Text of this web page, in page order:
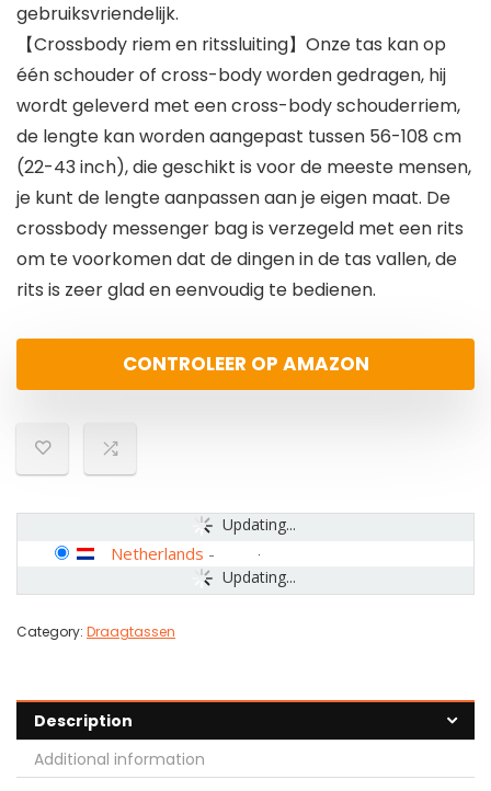
gebruiksvriendelijk.
【Crossbody riem en ritssluiting】Onze tas kan op
één schouder of cross-body worden gedragen, hij
wordt geleverd met een cross-body schouderriem,
de lengte kan worden aangepast tussen 56-108 cm
(22-43 inch), die geschikt is voor de meeste mensen,
je kunt de lengte aanpassen aan je eigen maat. De
crossbody messenger bag is verzegeld met een rits
om te voorkomen dat de dingen in de tas vallen, de
rits is zeer glad en eenvoudig te bedienen.
CONTROLEER OP AMAZON
Updating...
Updating...
Netherlands -
Category: Draagtassen
Description
Additional information